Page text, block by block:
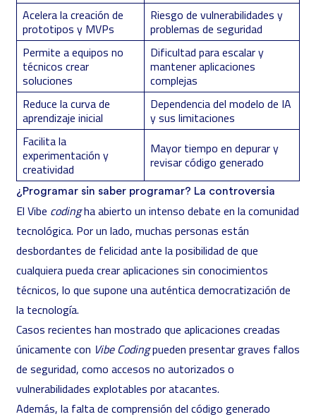
Acelera la creación de
prototipos y MVPs
Riesgo de vulnerabilidades y
problemas de seguridad
Permite a equipos no
técnicos crear
soluciones
Dificultad para escalar y
mantener aplicaciones
complejas
Reduce la curva de
aprendizaje inicial
Dependencia del modelo de IA
y sus limitaciones
Facilita la
experimentación y
creatividad
Mayor tiempo en depurar y
revisar código generado
¿Programar sin saber programar? La controversia
El Vibe codingha abierto un intenso debate en la comunidad
tecnológica. Por un lado, muchas personas están
desbordantes de felicidad ante la posibilidad de que
cualquiera pueda crear aplicaciones sin conocimientos
técnicos, lo que supone una auténtica democratización de
la tecnología.
Casos recientes han mostrado que aplicaciones creadas
únicamente con Vibe Codingpueden presentar graves fallos
de seguridad, como accesos no autorizados o
vulnerabilidades explotables por atacantes.
Además, la falta de comprensión del código generado